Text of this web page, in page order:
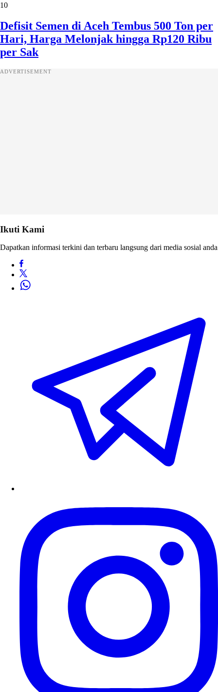
10
Defisit Semen di Aceh Tembus 500 Ton per
Hari, Harga Melonjak hingga Rp120 Ribu
per Sak
ADVERTISEMENT
Ikuti Kami
Dapatkan informasi terkini dan terbaru langsung dari media sosial anda